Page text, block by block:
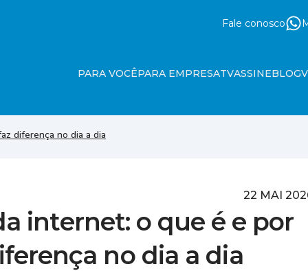
Fale conosco
PARA VOCÊPARA EMPRESATVASSINEBLOG
diferença no dia a dia
22 MAI
internet: o que é e por
no dia a dia